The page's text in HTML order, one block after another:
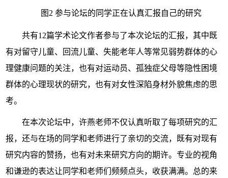
图2 参与论坛的同学正在认真汇报自己的研究
共有12篇学术论文作者参与了本次论坛的汇报，其中既
有对留守儿童、回流儿童、失能老年人等常见弱势群体的心
理健康问题的关注，也有对运动员、孤独症父母等隐性困境
群体的心理现状的研究，也有对女性深陷身材外貌焦虑的思
考。
在本次论坛中，许燕老师不仅认真听取了每项研究的汇
报，还与在场的同学和老师进行了亲切的交流，既有对现有
研究内容的赞扬，也有对未来研究方向的期许。专业的视角
和谦逊的表达让同学和老师们频频点头，收获满满。总的来